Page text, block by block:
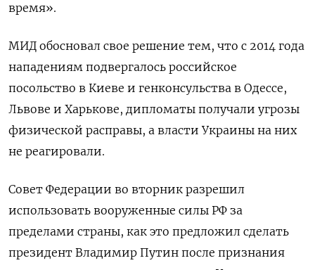
время».
МИД обосновал свое решение тем, что с 2014 года
нападениям подвергалось российское
посольство в Киеве и генконсульства в Одессе,
Львове и Харькове, дипломаты получали угрозы
физической расправы, а власти Украины на них
не реагировали.
Совет Федерации во вторник разрешил
использовать вооруженные силы РФ за
пределами страны, как это предложил сделать
президент Владимир Путин после признания